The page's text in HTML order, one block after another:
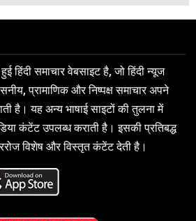
हिंदी समाचार वेबसाइट है, जो हिंदी न्यूज
प्रामाणिक और निष्पक्ष समाचार अपने
है। यह अन्य भाषाई साइटों की तुलना में
कंटेंट उपलब्ध कराती है। इसकी प्रतिबद्ध
विशेष और विस्तृत कंटेंट देती है।